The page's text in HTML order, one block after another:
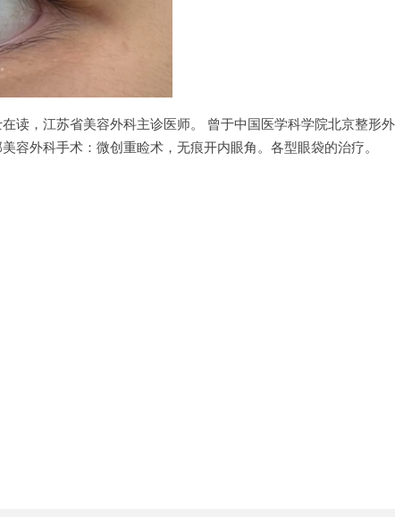
读，江苏省美容外科主诊医师。 曾于中国医学科学院北京整形
容外科手术：微创重睑术，无痕开内眼角。各型眼袋的治疗。